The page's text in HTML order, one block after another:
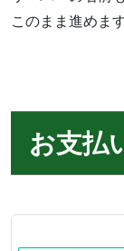
このまま進めます
お支払